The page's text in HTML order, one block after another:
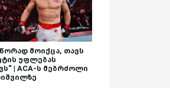
მოიქცა, თავს
უფლებას
| ACA-ს მებრძოლი